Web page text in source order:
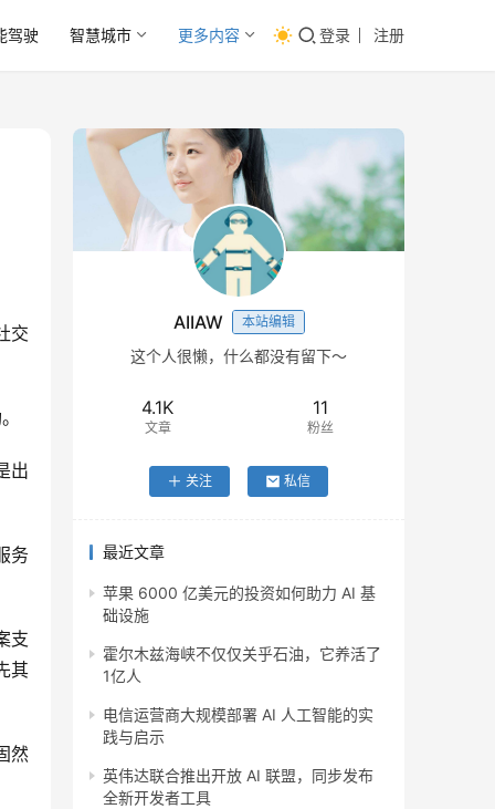
驾驶 智慧城市 更多内容 登录 注册
交
出
务
支
其
然
AIIAW 本站编辑
这个人很懒，什么都没有留下～
4.1K
文章
11
粉丝
关注 私信
最近文章
苹果 6000 亿美元的投资如何助力 AI 基
础设施
霍尔木兹海峡不仅仅关乎石油，它养活了
1亿人
电信运营商大规模部署 AI 人工智能的实
践与启示
英伟达联合推出开放 AI 联盟，同步发布
全新开发者工具